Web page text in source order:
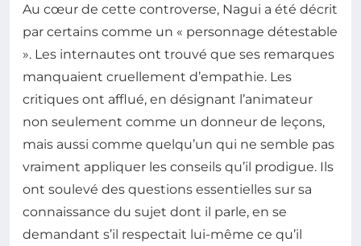
Au cœur de cette controverse, Nagui a été décrit
par certains comme un « personnage détestable
». Les internautes ont trouvé que ses remarques
manquaient cruellement d’empathie. Les
critiques ont afflué, en désignant l’animateur
non seulement comme un donneur de leçons,
mais aussi comme quelqu’un qui ne semble pas
vraiment appliquer les conseils qu’il prodigue. Ils
ont soulevé des questions essentielles sur sa
connaissance du sujet dont il parle, en se
demandant s’il respectait lui-même ce qu’il